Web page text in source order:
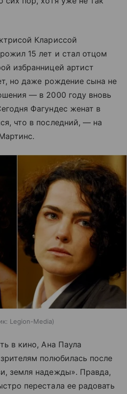
Клариссой
15 лет и стал отцом
избранницей артист
но даже рождение сына не
— в 2000 году вновь
Фагундес женат в
что в последний, — на
Legion-Media
в кино, Ана Паула
полюбилась после
земля надежды». Правда,
перестала ее радовать